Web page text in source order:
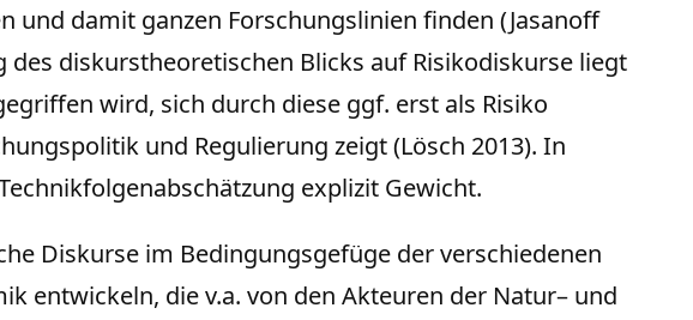
und damit ganzen Forschungslinien finden (Jasanoff
des diskurstheoretischen Blicks auf Risikodiskurse liegt
wird, sich durch diese ggf. erst als Risiko
und Regulierung zeigt (Lösch 2013). In
explizit Gewicht.
Diskurse im Bedingungsgefüge der verschiedenen
entwickeln, die v.a. von den Akteuren der Natur– und